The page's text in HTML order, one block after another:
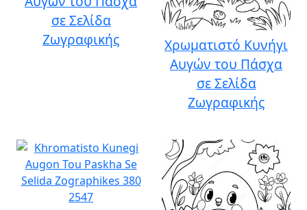
σε Σελίδα
Ζωγραφικής
Χρωματιστό Κυνήγι
Αυγών του Πάσχα
σε Σελίδα
Ζωγραφικής